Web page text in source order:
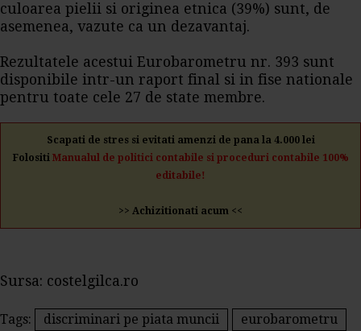
culoarea pielii si originea etnica (39%) sunt, de
asemenea, vazute ca un dezavantaj.
Rezultatele acestui Eurobarometru nr. 393 sunt
disponibile intr-un raport final si in fise nationale
pentru toate cele 27 de state membre.
Scapati de stres si evitati amenzi de pana la 4.000 lei
Folositi Manualul de politici contabile si proceduri contabile 100%
editabile!
>> Achizitionati acum <<
Sursa: costelgilca.ro
Tags: discriminari pe piata muncii eurobarometru